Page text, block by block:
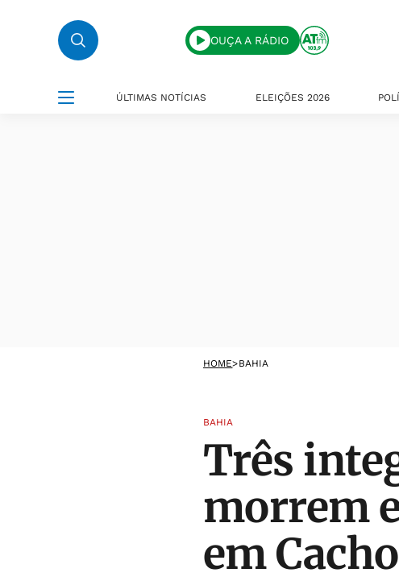
OUÇA A RÁDIO
ÚLTIMAS NOTÍCIAS ELEIÇÕES 2026
HOME>BAHIA
BAHIA
Três
morrem
em